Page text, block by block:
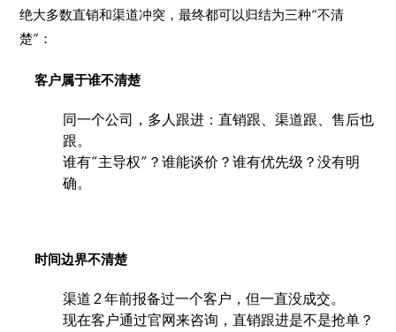
绝大多数直销和渠道冲突，最终都可以归结为三种“不清
楚”：
客户属于谁不清楚
同一个公司，多人跟进：直销跟、渠道跟、售后也
跟。
谁有“主导权”？谁能谈价？谁有优先级？没有明
确。
时间边界不清楚
渠道 2 年前报备过一个客户，但一直没成交。
现在客户通过官网来咨询，直销跟进是不是抢单？